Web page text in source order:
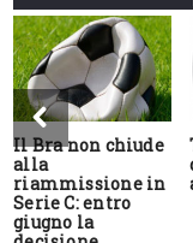
Il Bra non chiude
alla
riammissione in
Serie C: entro
giugno la